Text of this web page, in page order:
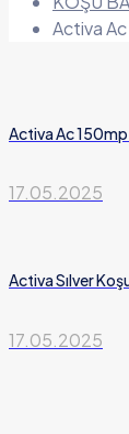
Activa Ac
Activa Ac 150mp
17.05.2025
Activa Sılver
17.05.2025